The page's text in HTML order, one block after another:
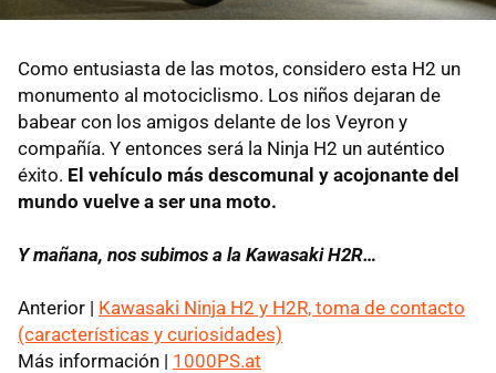
Como entusiasta de las motos, considero esta H2 un
monumento al motociclismo. Los niños dejaran de
babear con los amigos delante de los Veyron y
compañía. Y entonces será la Ninja H2 un auténtico
éxito. El vehículo más descomunal y acojonante del
mundo vuelve a ser una moto.
Y mañana, nos subimos a la Kawasaki H2R…
Anterior | Kawasaki Ninja H2 y H2R, toma de contacto
(características y curiosidades)
Más información | 1000PS.at